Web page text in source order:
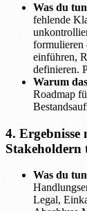
Was du
fehlende
formulieren
einführen,
definieren.
Warum
Roadmap
4.
Stakeholdern
Was du
Legal,